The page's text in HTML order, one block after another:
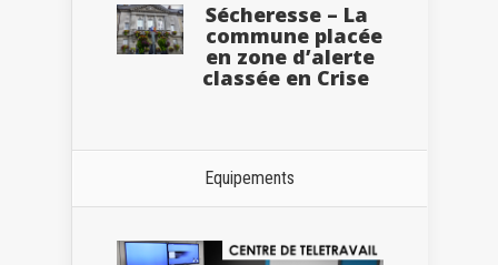
Sécheresse – La
commune placée
en zone d’alerte
classée en Crise
Equipements